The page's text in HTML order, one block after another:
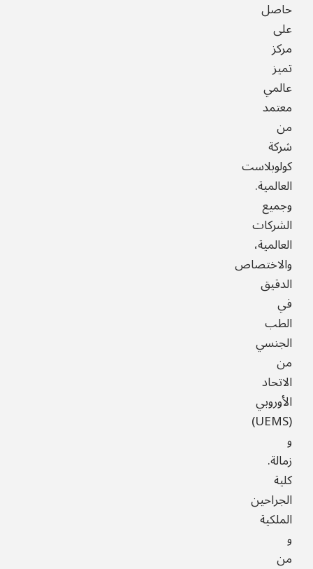
حاصل
على
مركز
تميز
عالمي
معتمد
من
شركة
كولوبلاست
العالمية.
وجميع
الشركات
العالمية،
والاختصاص
الدقيق
في
الطب
الجنسي
من
الاتحاد
الأوروبي
(UEMS)
و
زمالة.
كلية
الجراحين
الملكية
و
من